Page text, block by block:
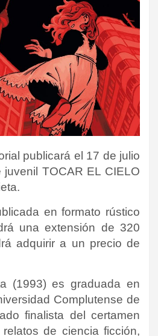
publicará el 17 de julio
TOCAR EL CIELO
en formato rústico
una extensión de 320
adquirir a un precio de
(1993) es graduada en
Complutense de
finalista del certamen
de ciencia ficción,